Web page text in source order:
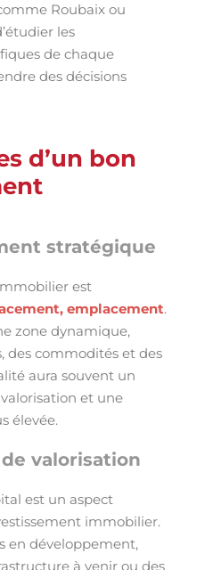
Roubaix ou
les
de chaque
des décisions
d’un bon
stratégique
est
emplacement.
zone dynamique,
des commodités et des
aura souvent un
et une
élevée.
valorisation
est un aspect
immobilier.
en développement,
à venir ou des